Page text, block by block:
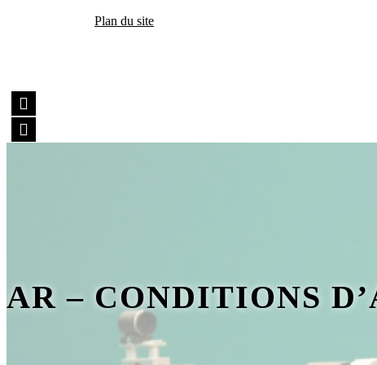
Plan du site
AR – CONDITIONS